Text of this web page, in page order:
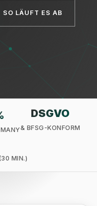
SO LÄUFT ES AB
DSGVO
& BFSG-KONFORM
MIN.)